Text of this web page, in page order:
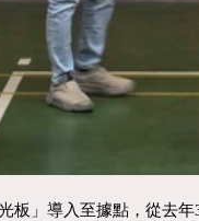
板」導入至據點，從去